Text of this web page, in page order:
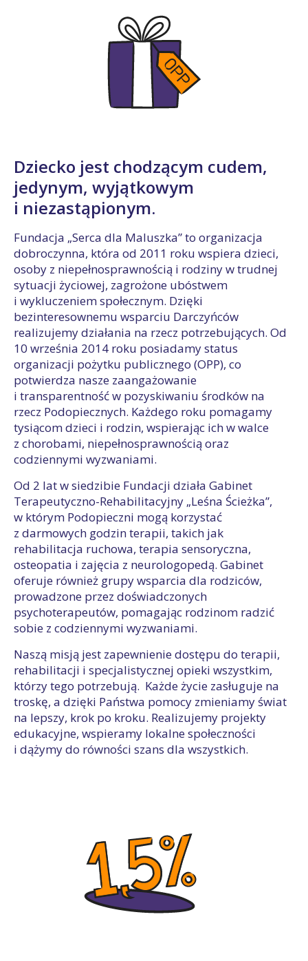
Dziecko jest chodzącym cudem,
jedynym, wyjątkowym
i niezastąpionym.
Fundacja „Serca dla Maluszka” to organizacja
dobroczynna, która od 2011 roku wspiera dzieci,
osoby z niepełnosprawnością i rodziny w trudnej
sytuacji życiowej, zagrożone ubóstwem
i wykluczeniem społecznym. Dzięki
bezinteresownemu wsparciu Darczyńców
realizujemy działania na rzecz potrzebujących. Od
10 września 2014 roku posiadamy status
organizacji pożytku publicznego (OPP), co
potwierdza nasze zaangażowanie
i transparentność w pozyskiwaniu środków na
rzecz Podopiecznych. Każdego roku pomagamy
tysiącom dzieci i rodzin, wspierając ich w walce
z chorobami, niepełnosprawnością oraz
codziennymi wyzwaniami.
Od 2 lat w siedzibie Fundacji działa Gabinet
Terapeutyczno-Rehabilitacyjny „Leśna Ścieżka”,
w którym Podopieczni mogą korzystać
z darmowych godzin terapii, takich jak
rehabilitacja ruchowa, terapia sensoryczna,
osteopatia i zajęcia z neurologopedą. Gabinet
oferuje również grupy wsparcia dla rodziców,
prowadzone przez doświadczonych
psychoterapeutów, pomagając rodzinom radzić
sobie z codziennymi wyzwaniami.
Naszą misją jest zapewnienie dostępu do terapii,
rehabilitacji i specjalistycznej opieki wszystkim,
którzy tego potrzebują. Każde życie zasługuje na
troskę, a dzięki Państwa pomocy zmieniamy świat
na lepszy, krok po kroku. Realizujemy projekty
edukacyjne, wspieramy lokalne społeczności
i dążymy do równości szans dla wszystkich.